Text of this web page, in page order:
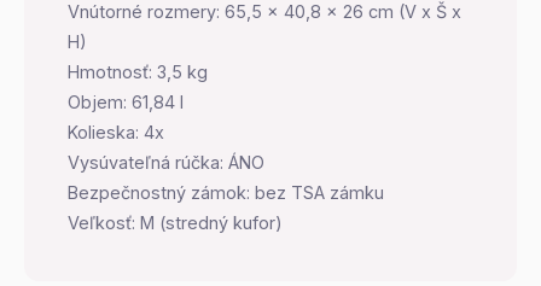
Vnútorné rozmery: 65,5 x 40,8 x 26 cm (V x Š x
H)
Hmotnosť: 3,5 kg
Objem: 61,84 l
Kolieska: 4x
Vysúvateľná rúčka: ÁNO
Bezpečnostný zámok: bez TSA zámku
Veľkosť: M (stredný kufor)